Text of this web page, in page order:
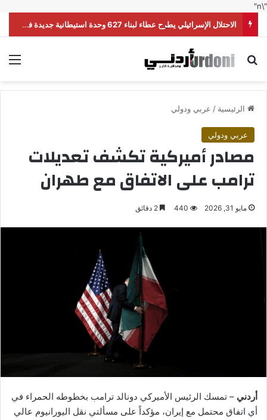
"\n"
الاحتلال الإسرائيلي يطرح عطاء لبناء 627 وحدة استيطانية جديدة في القدس
بحث عن
الرئيسية / عربي ودولي
عربي ودولي
مصادر أميركية تكشف تعديلات
ترامب على الاتفاق مع طهران
مايو 31, 2026 440
أردني – تمسك الرئيس الأميركي دونالد ترامب بخطوطه الحمراء في
أي اتفاق محتمل مع إيران، مؤكداً على مسألتي نقل اليورانيوم عالي